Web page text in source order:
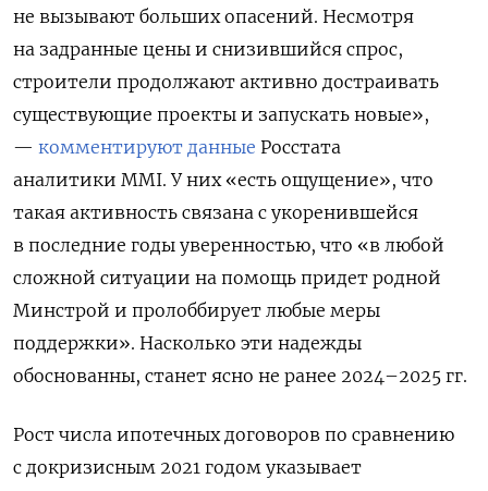
не вызывают больших опасений. Несмотря
на задранные цены и снизившийся спрос,
строители продолжают активно достраивать
существующие проекты и запускать новые»,
— комментируют данные Росстата
аналитики MMI. У них «есть ощущение», что
такая активность связана с укоренившейся
в последние годы уверенностью, что «в любой
сложной ситуации на помощь придет родной
Минстрой и пролоббирует любые меры
поддержки». Насколько эти надежды
обоснованны, станет ясно не ранее 2024–2025 гг.
Рост числа ипотечных договоров по сравнению
с докризисным 2021 годом указывает